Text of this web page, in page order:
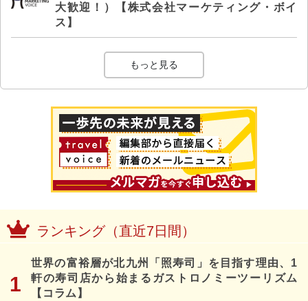
大歓迎！）【株式会社マーケティング・ボイ
ス】
もっと見る
ランキング（直近7日間）
世界の富裕層が北九州「照寿司」を目指す理由、1
軒の寿司店から始まるガストロノミーツーリズム
【コラム】